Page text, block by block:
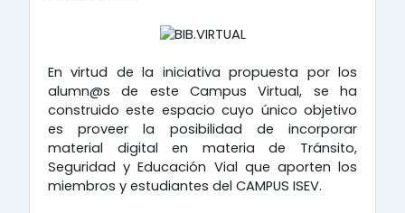
En virtud de la iniciativa propuesta por los
alumn@s de este Campus Virtual, se ha
construido este espacio cuyo único objetivo
es proveer la posibilidad de incorporar
material digital en materia de Tránsito,
Seguridad y Educación Vial que aporten los
miembros y estudiantes del CAMPUS ISEV.